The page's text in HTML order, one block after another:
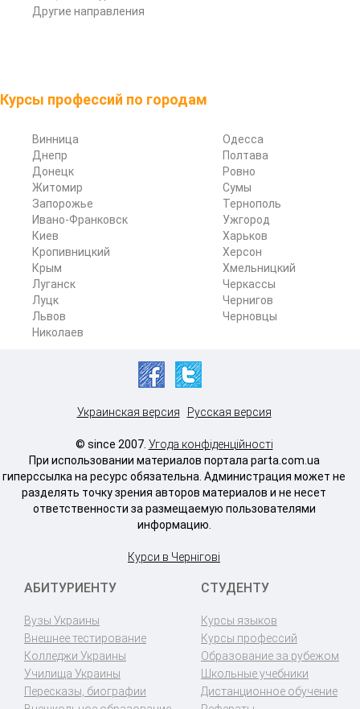
Другие направления
Курсы профессий по городам
Винница
Днепр
Донецк
Житомир
Запорожье
Ивано-Франковск
Киев
Кропивницкий
Крым
Луганск
Луцк
Львов
Николаев
Одесса
Полтава
Ровно
Сумы
Тернополь
Ужгород
Харьков
Херсон
Хмельницкий
Черкассы
Чернигов
Черновцы
Украинская версия Русская версия
© since 2007. Угода конфіденційності
При использовании материалов портала parta.com.ua
гиперссылка на ресурс обязательна. Администрация может не
разделять точку зрения авторов материалов и не несет
ответственности за размещаемую пользователями
информацию.
Курси в Чернігові
АБИТУРИЕНТУ
Вузы Украины
Внешнее тестирование
Колледжи Украины
Училища Украины
Пересказы, биографии
СТУДЕНТУ
Курсы языков
Курсы профессий
Образование за рубежом
Школьные учебники
Дистанционное обучение